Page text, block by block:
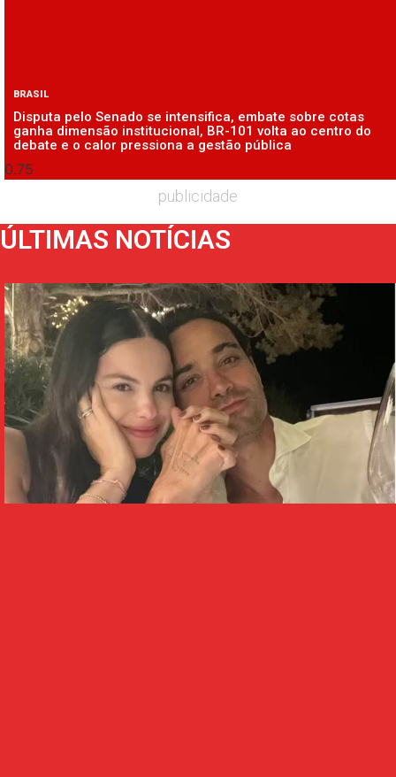
BRASIL
Disputa pelo Senado se intensifica, embate sobre cotas
ganha dimensão institucional, BR-101 volta ao centro do
debate e o calor pressiona a gestão pública
publicidade
ÚLTIMAS NOTÍCIAS